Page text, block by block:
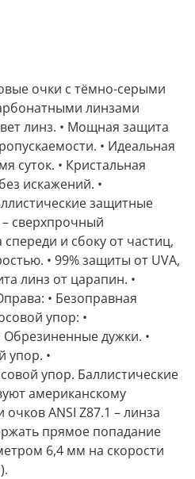
очки с тёмно-серыми
линзами
линз. • Мощная защита
• Идеальная
суток. • Кристальная
искажений. •
защитные
сверхпрочный
и сбоку от частиц,
• 99% защиты от UVA,
линз от царапин. •
• Безоправная
упор: •
дужки. •
упор. •
упор. Баллистические
американскому
очков ANSI Z87.1 – линза
прямое попадание
6,4 мм на скорости